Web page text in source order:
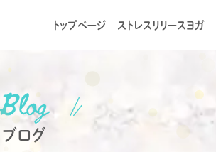
トップページ ストレスリリースヨガ
ブログ